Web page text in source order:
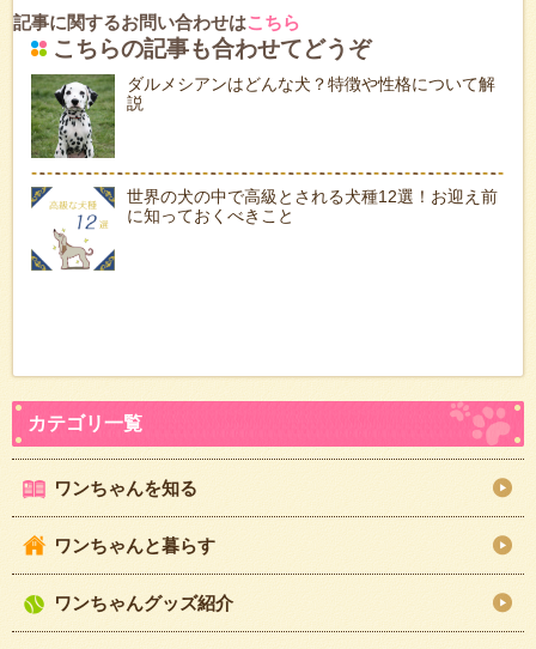
記事に関するお問い合わせはこちら
こちらの記事も合わせてどうぞ
ダルメシアンはどんな犬？特徴や性格について解
説
世界の犬の中で高級とされる犬種12選！お迎え前
に知っておくべきこと
ワンちゃんを知る
ワンちゃんと暮らす
ワンちゃんグッズ紹介